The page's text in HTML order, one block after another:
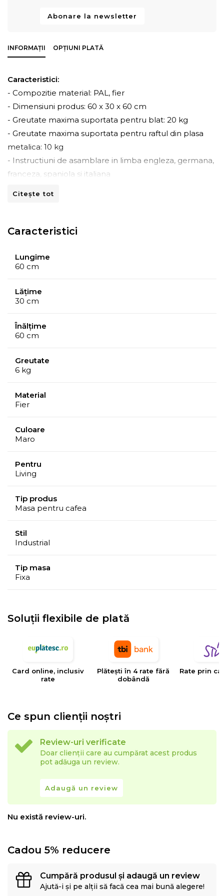
Abonare la newsletter
INFORMAȚII OPȚIUNI PLATĂ
Caracteristici:
- Compozitie material: PAL, fier
- Dimensiuni produs: 60 x 30 x 60 cm
- Greutate maxima suportata pentru blat: 20 kg
- Greutate maxima suportata pentru raftul din plasa
metalica: 10 kg
- Instructiuni de asamblare in limba engleza, germana,
franceza, spaniola si italiana
Citește tot
Caracteristici
Lungime
60 cm
Lățime
30 cm
Înălțime
60 cm
Greutate
6 kg
Material
Fier
Culoare
Maro
Pentru
Living
Tip produs
Masa pentru cafea
Stil
Industrial
Tip masa
Fixa
Soluții flexibile de plată
Card online, inclusiv
rate
Plătești în 4 rate fără
dobândă
Rate prin
Ce spun clienții noștri
Review-uri verificate
Doar clienții care au cumpărat acest produs
pot adăuga un review.
Adaugă un review
Nu există review-uri.
Cadou 5% reducere
Cumpără produsul și adaugă un review
Ajută-i și pe alții să facă cea mai bună alegere!